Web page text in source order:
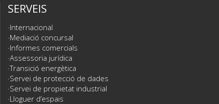
SERVEIS
Internacional
Mediació concursal
Informes comercials
Assessoria jurídica
Transició energètica
Servei de protecció de dades
Servei de propietat industrial
Lloguer d’espais